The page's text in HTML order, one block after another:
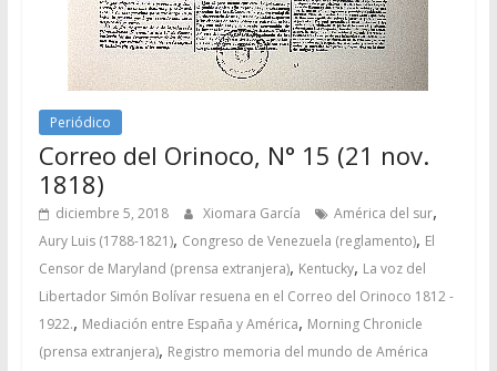
Periódico
Correo del Orinoco, N° 15 (21 nov.
1818)
diciembre 5, 2018 Xiomara García América del sur,
Aury Luis (1788-1821), Congreso de Venezuela (reglamento), El
Censor de Maryland (prensa extranjera), Kentucky, La voz del
Libertador Simón Bolívar resuena en el Correo del Orinoco 1812 -
1922., Mediación entre España y América, Morning Chronicle
(prensa extranjera), Registro memoria del mundo de América